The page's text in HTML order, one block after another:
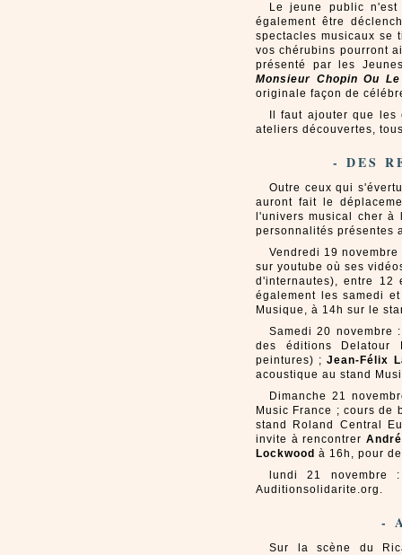
Le jeune public
également être
spectacles musicaux se
vos chérubins pourront
présenté par les
Monsieur Chopin Ou
originale façon de
Il faut ajouter que
ateliers découvertes,
- DES
Outre ceux qui
auront fait le
l'univers musical cher
personnalités présentes
Vendredi 19
sur youtube où ses
d'internautes), entre 12
également les samedi
Musique, à 14h sur le
Samedi 20 novembre
des éditions Delatour
peintures) ;Jean-Félix
acoustique au stand
Dimanche 21
Music France ; cours
stand Roland Central
invite à rencontrer
Lockwood à 16h, pour
lundi 21
Auditionsolidarite.org.
-
Sur la scène du